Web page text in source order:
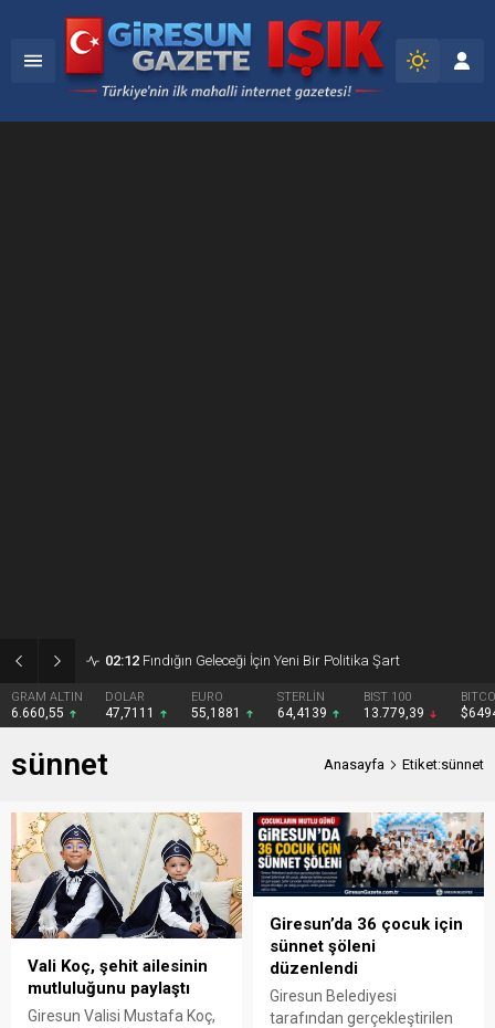
02:12 Fındığın Geleceği İçin Yeni Bir Politika Şart
ALTIN DOLAR
47,7111
EURO
55,1881
STERLİN
64,4139
BIST 100
13.779,39
BITCOIN
sünnet Anasayfa Etiket:sünnet
Vali Koç, şehit ailesinin
mutluluğunu paylaştı
Giresun Valisi Mustafa Koç,
Giresun’da 36 çocuk için
sünnet şöleni
düzenlendi
Giresun Belediyesi
tarafından gerçekleştirilen